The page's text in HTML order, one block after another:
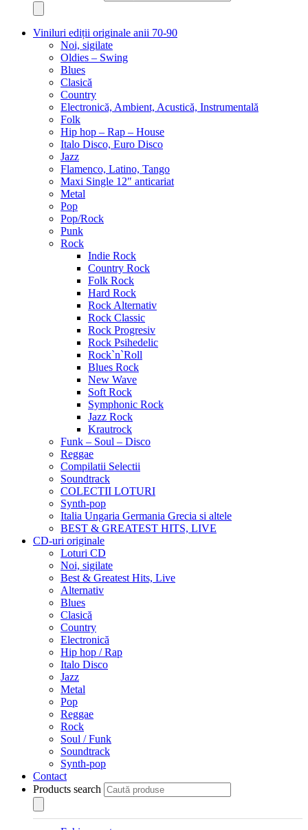
Viniluri ediții originale anii 70-90
Noi, sigilate
Oldies – Swing
Blues
Clasică
Country
Electronică, Ambient, Acustică, Instrumentală
Folk
Hip hop – Rap – House
Italo Disco, Euro Disco
Jazz
Flamenco, Latino, Tango
Maxi Single 12″ anticariat
Metal
Pop
Pop/Rock
Punk
Rock
Indie Rock
Country Rock
Folk Rock
Hard Rock
Rock Alternativ
Rock Classic
Rock Progresiv
Rock Psihedelic
Rock`n`Roll
Blues Rock
New Wave
Soft Rock
Symphonic Rock
Jazz Rock
Krautrock
Funk – Soul – Disco
Reggae
Compilatii Selectii
Soundtrack
COLECTII LOTURI
Synth-pop
Italia Ungaria Germania Grecia si altele
BEST & GREATEST HITS, LIVE
CD-uri originale
Loturi CD
Noi, sigilate
Best & Greatest Hits, Live
Alternativ
Blues
Clasică
Country
Electronică
Hip hop / Rap
Italo Disco
Jazz
Metal
Pop
Reggae
Rock
Soul / Funk
Soundtrack
Synth-pop
Contact
Products search